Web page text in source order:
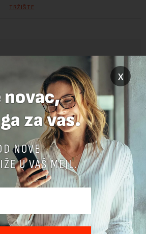
TRŽIŠTE
molimo vas da se upoznate sa
i pravilima korišćenja sajta.
reCaptcha i Google.Google Politika
Korišćenjasu primenjeni.
x
novac,
za vas.
NOVE
U VAŠ MEJL.